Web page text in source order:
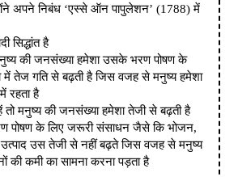
अपने निबंध ‘एस्से ऑन पापुलेशन’ (1788)में
सिद्धांत है
की जनसंख्या हमेशा उसके भरण पोषण के
में तेज गति से बढ़ती है जिस वजह से मनुष्य हमेशा
रहता है
तो मनुष्य की जनसंख्या हमेशा तेजी से बढ़ती है
पोषण के लिए जरूरी संसाधन जैसे कि भोजन,
उस तेजी से नहीं बढ़ते जिस वजह से मनुष्य
की कमी का सामना करना पड़ता है